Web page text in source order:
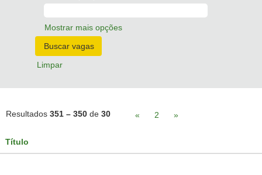
Mostrar mais opções
Limpar
Resultados 351 – 350 de 30 « 2 »
Título